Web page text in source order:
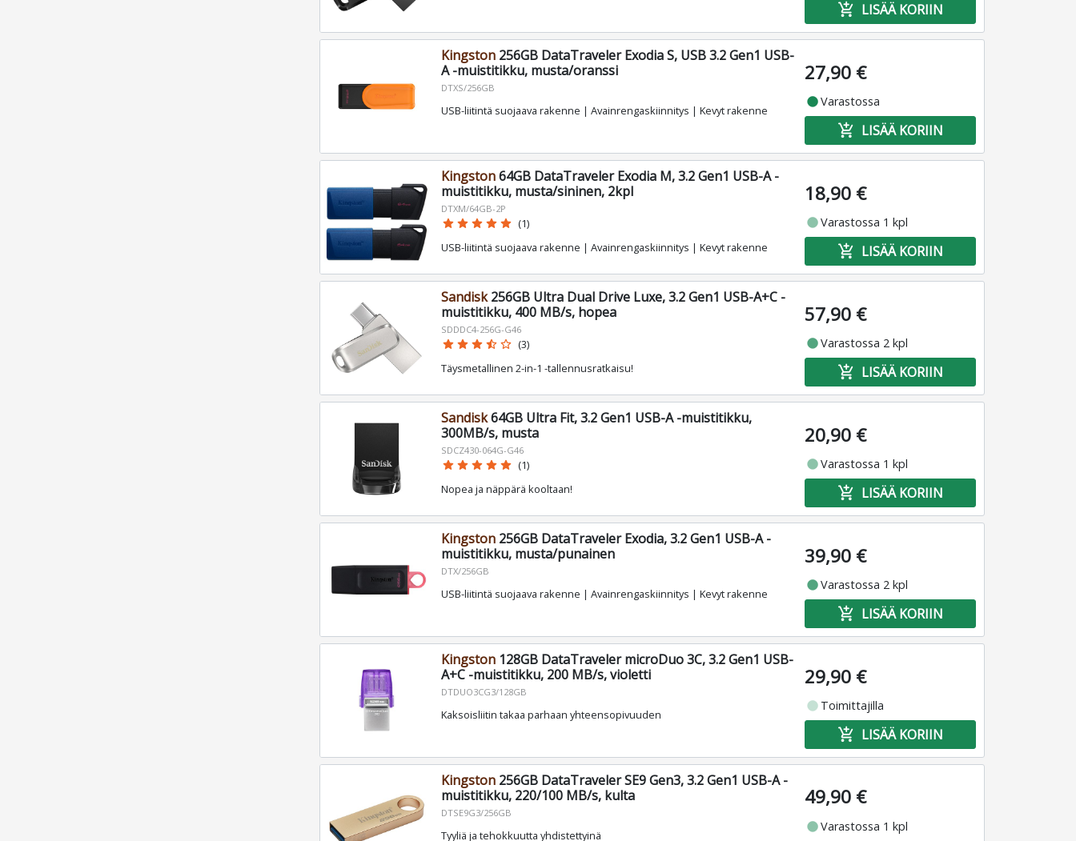
add_shopping_cart LISÄÄ KORIIN
Kingston256GB DataTraveler Exodia S, USB 3.2 Gen1 USB-
A -muistitikku, musta/oranssi
DTXS/256GB
USB-liitintä suojaava rakenne | Avainrengaskiinnitys | Kevyt rakenne
27,90 €
fiber_manual_recordVarastossa
add_shopping_cart LISÄÄ KORIIN
Kingston64GB DataTraveler Exodia M, 3.2 Gen1 USB-A -
muistitikku, musta/sininen, 2kpl
DTXM/64GB-2P
star star star star star (1)
USB-liitintä suojaava rakenne | Avainrengaskiinnitys | Kevyt rakenne
18,90 €
fiber_manual_recordVarastossa 1 kpl
add_shopping_cart LISÄÄ KORIIN
Sandisk256GB Ultra Dual Drive Luxe, 3.2 Gen1 USB-A+C -
muistitikku, 400 MB/s, hopea
SDDDC4-256G-G46
star star star star_half star_border (3)
Täysmetallinen 2-in-1 -tallennusratkaisu!
57,90 €
fiber_manual_recordVarastossa 2 kpl
add_shopping_cart LISÄÄ KORIIN
Sandisk64GB Ultra Fit, 3.2 Gen1 USB-A -muistitikku,
300MB/s, musta
SDCZ430-064G-G46
star star star star star (1)
Nopea ja näppärä kooltaan!
20,90 €
fiber_manual_recordVarastossa 1 kpl
add_shopping_cart LISÄÄ KORIIN
Kingston256GB DataTraveler Exodia, 3.2 Gen1 USB-A -
muistitikku, musta/punainen
DTX/256GB
USB-liitintä suojaava rakenne | Avainrengaskiinnitys | Kevyt rakenne
39,90 €
fiber_manual_recordVarastossa 2 kpl
add_shopping_cart LISÄÄ KORIIN
Kingston128GB DataTraveler microDuo 3C, 3.2 Gen1 USB-
A+C -muistitikku, 200 MB/s, violetti
DTDUO3CG3/128GB
Kaksoisliitin takaa parhaan yhteensopivuuden
29,90 €
fiber_manual_record Toimittajilla
add_shopping_cart LISÄÄ KORIIN
Kingston256GB DataTraveler SE9 Gen3, 3.2 Gen1 USB-A -
muistitikku, 220/100 MB/s, kulta
DTSE9G3/256GB
Tyyliä ja tehokkuutta yhdistettyinä
49,90 €
fiber_manual_recordVarastossa 1 kpl